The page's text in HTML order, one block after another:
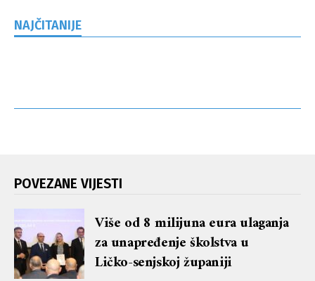
NAJČITANIJE
POVEZANE VIJESTI
Više od 8 milijuna eura ulaganja
za unapređenje školstva u
Ličko-senjskoj županiji